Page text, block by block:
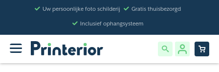
Uw persoonlijke foto schilderij Gratis thuisbezorgd
Inclusief ophangsysteem